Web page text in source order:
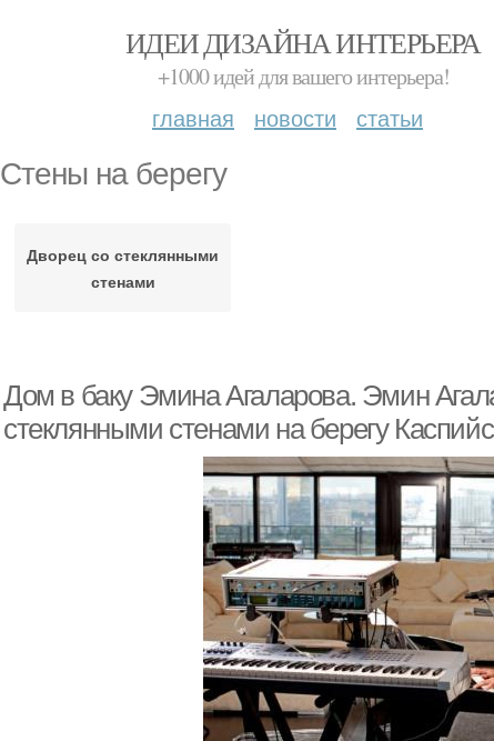
ИДЕИ ДИЗАЙНА ИНТЕРЬЕРА
+1000 идей для вашего интерьера!
главная новости статьи
Стены на берегу
Дворец со стеклянными
стенами
Дом в баку Эмина Агаларова. Эмин
стеклянными стенами на берегу